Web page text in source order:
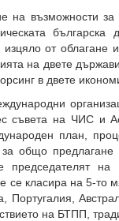
на възможности
от облагане
на двете
в двете
съвета на ЧИС и
план,
общо
председателят
класира на 5-то
на БТПП,